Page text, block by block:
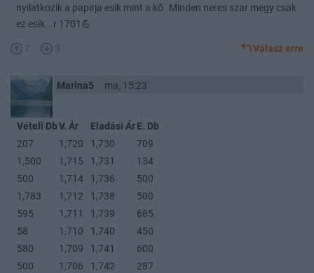
nyilatkozik a papirja esik mint a kő..Minden neres szar megy csak
ez esik...r 1701💪
7 3 Válasz erre
Marina5 ma, 15:23
Vételi DbV. Ár Eladási ÁrE. Db
207
1,720 1,730
709
1,500
1,715 1,731
134
500
1,714 1,736
500
1,783
1,712 1,738
500
595
1,711 1,739
685
58
1,710 1,740
450
580
1,709 1,741
600
500
1,706 1,742
287